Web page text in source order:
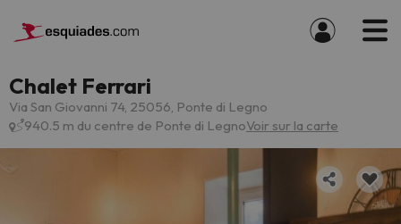
Chalet Ferrari
Via San Giovanni 74, 25056, Ponte di Legno
940.5 m du centre de Ponte di LegnoVoir sur la carte